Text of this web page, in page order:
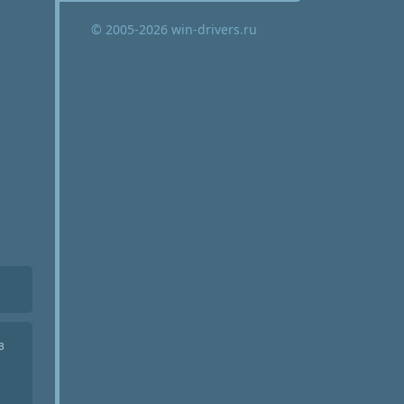
© 2005-2026 win-drivers.ru